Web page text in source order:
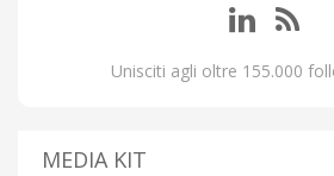
Unisciti agli oltre 155.000
MEDIA KIT